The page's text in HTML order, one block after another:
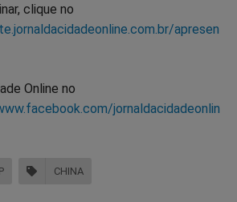
clique no
apresen
Online no
jornaldacidadeonlin
CHINA